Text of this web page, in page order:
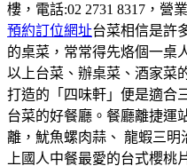
樓，電話:02 2731 8317，營
預約訂位網址台菜相信是許
的桌菜，常常得先烙個一桌
以上台菜、辦桌菜、酒家菜
打造的「四味軒」便是適合
台菜的好餐廳。餐廳離捷運
離，魷魚螺肉蒜、 龍蝦三明
上國人中餐最愛的台式櫻